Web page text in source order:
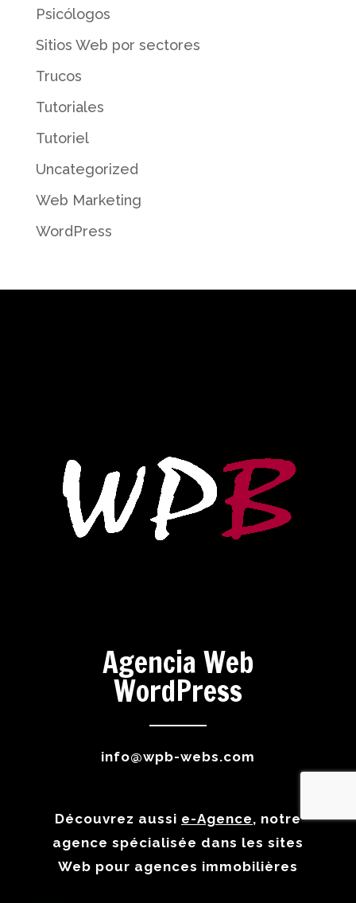
Psicólogos
Sitios Web por sectores
Trucos
Tutoriales
Tutoriel
Uncategorized
Web Marketing
WordPress
Agencia Web
WordPress
info@wpb-webs.com
Découvrez aussi e-Agence, notre
agence spécialisée dans les sites
Web pour agences immobilières